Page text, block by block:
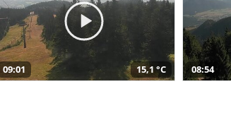
09:01 15,1 °C 08:54